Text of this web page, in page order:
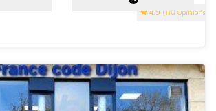
4.9 (118 Opinions)